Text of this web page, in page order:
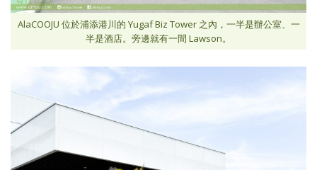
AlaCOOJU 位於浦添港川的 Yugaf Biz Tower 之內，一半是辦公室、一
半是酒店。旁邊就有一間 Lawson。